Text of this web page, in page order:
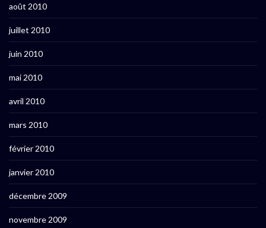
août 2010
juillet 2010
juin 2010
mai 2010
avril 2010
mars 2010
février 2010
janvier 2010
décembre 2009
novembre 2009